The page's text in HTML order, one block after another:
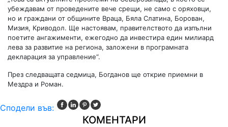
убеждавам от проведените вече срещи, не само с оряховци,
но и граждани от общините Враца, Бяла Слатина, Борован,
Мизия, Криводол. Ще настоявам, правителството да изпълни
поетите ангажименти, ежегодно да инвестира един милиард
лева за развитие на региона, заложени в програмната
декларация за управление“.
През следващата седмица, Богданов ще открие приемни в
Мездра и Роман.
Сподели във:
КОМЕНТАРИ